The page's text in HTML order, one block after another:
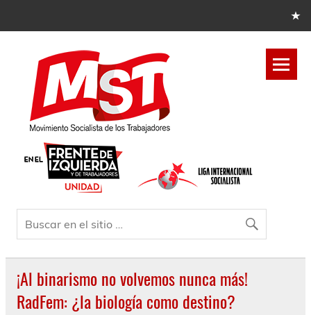
¡Al binarismo no volvemos nunca más!
RadFem: ¿la biología como destino?